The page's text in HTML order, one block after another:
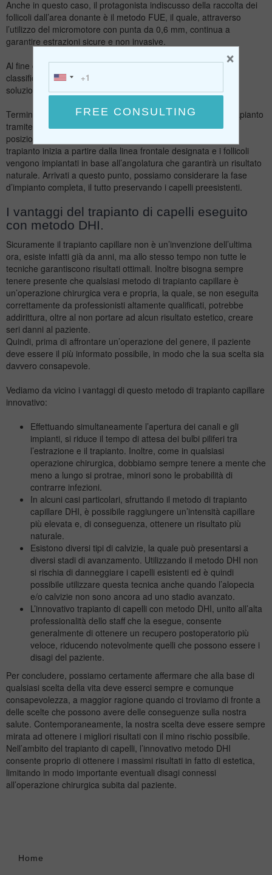
Anche in questo caso, il protagonista indiscusso della raccolta dei
follicoli dall’area donante è il metodo FUE, il quale, attraverso
l’utilizzo del micromotore con punta da 0,6 mm, continua a
garantire estrazioni sicure e non invasive.
Al fine di conservare i bulbi appena estratti, questi vengono
classificati per tipo (singoli, doppi, tripli) e posizionati in una
soluzione protettiva.
Terminata l’estrazione, l’area ricevente viene preparata al trapianto
tramite
anestesialocale. A questo punto, i bulbi vengono
posizionati uno ad uno all’interno della “penna implanter”. Il
trapianto inizia a partire dalla linea frontale designata e i follicoli
vengono impiantati in base all’angolatura che garantirà un risultato
naturale. Arrivati a questo punto, possiamo considerare la fase
d’impianto completa, il tutto preservando i capelli preesistenti.
I vantaggi del trapianto di capelli eseguito
con metodo DHI.
Sicuramente il trapianto capillare non è un’invenzione dell’ultima
ora, esiste infatti già da anni, ma allo stesso tempo non tutte le
tecniche garantiscono risultati ottimali. Inoltre bisogna sempre
tenere presente che qualsiasi metodo di trapianto capillare è
un’operazione chirurgica vera e propria, la quale, se non eseguita
correttamente da professionisti altamente qualificati, potrebbe
addirittura, oltre al non portare ad alcun risultato estetico, creare
seri danni al paziente.
Quindi, prima di affrontare un’operazione del genere, il paziente
deve essere il più informato possibile, in modo che la sua scelta sia
davvero consapevole.
Vediamo da vicino i vantaggi di questo metodo di trapianto capillare
innovativo:
Effettuando simultaneamente l’apertura dei canali e gli
impianti, si riduce il tempo di attesa dei bulbi piliferi tra
l’estrazione e il trapianto. Inoltre, come in qualsiasi
operazione chirurgica, dobbiamo sempre tenere a mente che
meno a lungo si protrae, minori sono le probabilità di
contrarre infezioni.
In alcuni casi particolari, sfruttando il metodo di trapianto
capillare DHI, è possibile raggiungere un’intensità capillare
più elevata e, di conseguenza, ottenere un risultato più
naturale.
Esistono diversi tipi di calvizie, la quale può presentarsi a
diversi stadi di avanzamento. Utilizzando il metodo DHI non
si rischia di danneggiare i capelli esistenti ed è quindi
possibile utilizzare questa tecnica anche quando l’alopecia
e/o calvizie non sono ancora ad uno stadio avanzato.
L’innovativo trapianto di capelli con metodo DHI, unito all’alta
professionalità dello staff che la esegue, consente
generalmente di ottenere un recupero postoperatorio più
veloce, riducendo notevolmente quelli che possono essere i
disagi del paziente.
Per concludere, possiamo certamente affermare che alla base di
qualsiasi scelta della vita deve esserci sempre e comunque
consapevolezza, a maggior ragione quando ci troviamo di fronte a
delle scelte che possono avere delle conseguenze sulla nostra
salute. Contemporaneamente, la nostra scelta deve essere sempre
mirata ad ottenere i migliori risultati con il mino rischio possibile.
Nell’ambito del trapianto di capelli, l’innovativo metodo DHI
consente proprio di ottenere i massimi risultati in fatto di estetica,
limitando in modo importante eventuali disagi connessi
all’operazione chirurgica subita dal paziente.
Home
×